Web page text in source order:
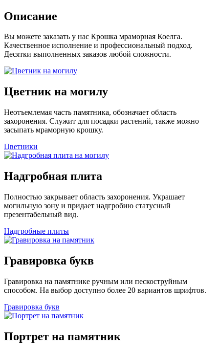
Описание
Вы можете заказать у нас Крошка мраморная Коелга.
Качественное исполнение и профессиональный подход.
Десятки выполненных заказов любой сложности.
Цветник на могилу
Неотъемлемая часть памятника, обозначает область
захоронения. Служит для посадки растений, также можно
засыпать мраморную крошку.
Цветники
Надгробная плита
Полностью закрывает область захоронения. Украшает
могильную зону и придает надгробию статусный
презентабельный вид.
Надгробные плиты
Гравировка букв
Гравировка на памятнике ручным или пескоструйным
способом. На выбор доступно более 20 вариантов шрифтов.
Гравировка букв
Портрет на памятник